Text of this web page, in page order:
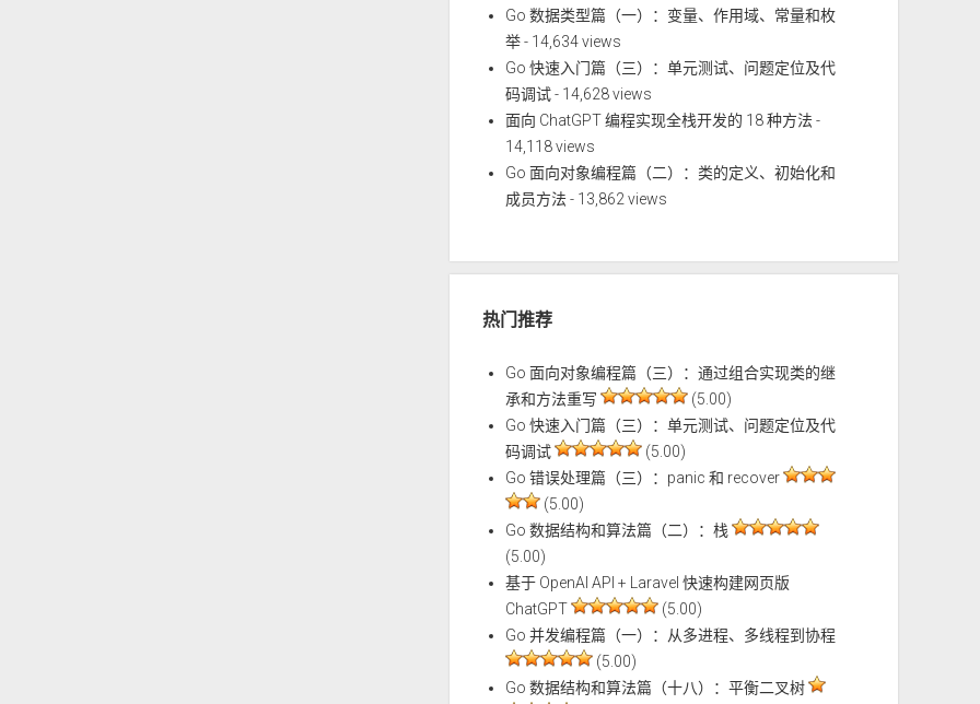
Go 数据类型篇（一）：变量、作用域、常量和枚
举- 14,634 views
Go 快速入门篇（三）：单元测试、问题定位及代
码调试- 14,628 views
面向 ChatGPT 编程实现全栈开发的 18 种方法-
14,118 views
Go 面向对象编程篇（二）：类的定义、初始化和
成员方法- 13,862 views
热门推荐
Go 面向对象编程篇（三）：通过组合实现类的继
承和方法重写
(5.00)
Go 快速入门篇（三）：单元测试、问题定位及代
码调试
(5.00)
Go 错误处理篇（三）：panic 和 recover
(5.00)
Go 数据结构和算法篇（二）：栈
(5.00)
基于 OpenAI API + Laravel 快速构建网页版
ChatGPT
(5.00)
Go 并发编程篇（一）：从多进程、多线程到协程
(5.00)
Go 数据结构和算法篇（十八）：平衡二叉树